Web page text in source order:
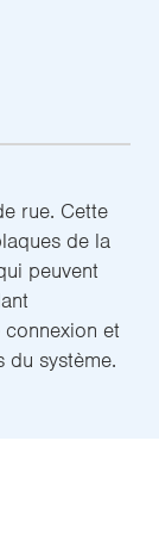
rue. Cette
de la
peuvent
et
du système.